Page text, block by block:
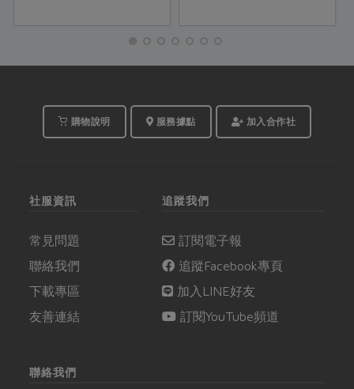
常見的冬季飲品甜湯，
做出倍加豐富的滋味！
季節盛產的鮮果、各式
氣的桂圓，在她們巧妙
地運用下，都成為風味
一探以古法烘焙龍眼乾
購物說明 服務據點 加入合作社
社服資訊
常見問題
聯絡我們
下載專區
友善連結
追蹤我們
訂閱電子報
追蹤Facebook專頁
加入LINE好友
訂閱YouTube頻道
聯絡我們